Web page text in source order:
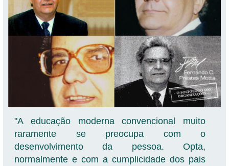
"A educação moderna convencional muito
raramente se preocupa com o
desenvolvimento da pessoa. Opta,
normalmente e com a cumplicidade dos pais